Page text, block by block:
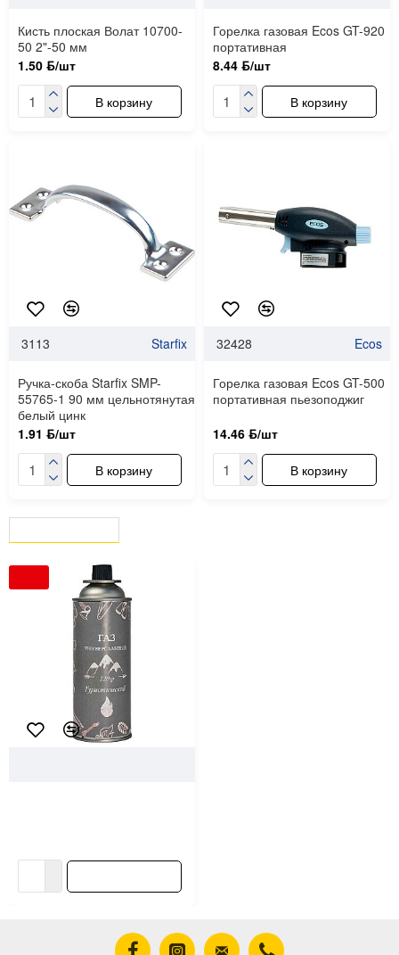
Кисть плоская Волат 10700-
50 2"-50 мм
1.50 ƃ/шт
В корзину
Горелка газовая Ecos GT-920
портативная
8.44 ƃ/шт
В корзину
3113 Starfix
Ручка-скоба Starfix SMP-
55765-1 90 мм цельнотянутая
белый цинк
1.91 ƃ/шт
В корзину
32428 Ecos
Горелка газовая Ecos GT-500
портативная пьезоподжиг
14.46 ƃ/шт
В корзину